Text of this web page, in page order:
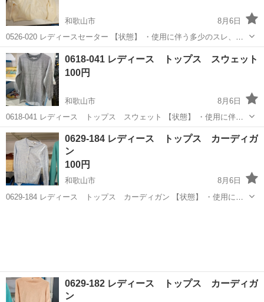
和歌山市
8月6日
0526-020 レディースセーター 【状態】 ・使用に伴う多少のスレ、キ
ズ、落としきれない汚れなどございます ・詳細は現地でご確認くださ
い ・お値引きは出来かねますのでご了承願います ※中古品のため、状
態...
和歌山 和歌山市
0618-041 レディース トップス スウェット
100円
和歌山市
8月6日
0618-041 レディース トップス スウェット 【状態】 ・使用に伴う
多少のスレ、キズ、落としきれない汚れなどございます ・詳細は現地
でご確認ください ・お値引きは出来かねますのでご了承願います ※中
古...
和歌山 和歌山市 トレーナー
0629-184 レディース トップス カーディガ
ン
100円
和歌山市
8月6日
0629-184 レディース トップス カーディガン 【状態】 ・使用に伴
0629-182 レディース トップス カーディガ
ン